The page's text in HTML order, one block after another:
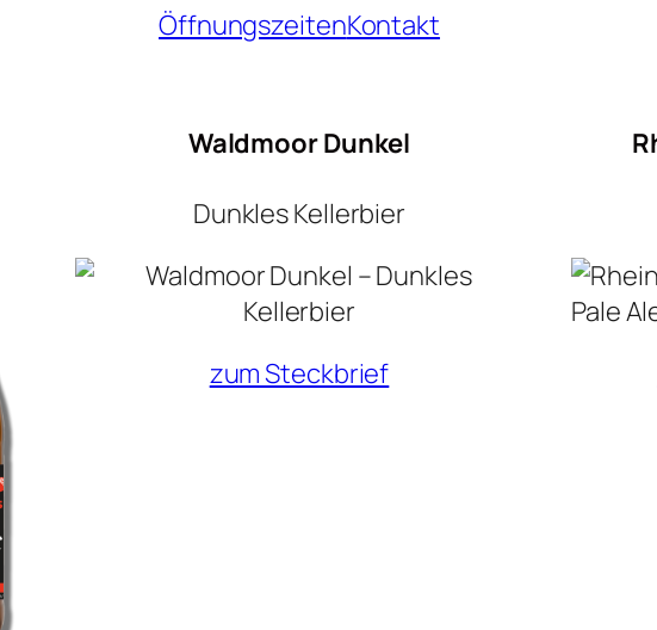
ÖffnungszeitenKontakt
Waldmoor Dunkel
Dunkles Kellerbier
zum Steckbrief